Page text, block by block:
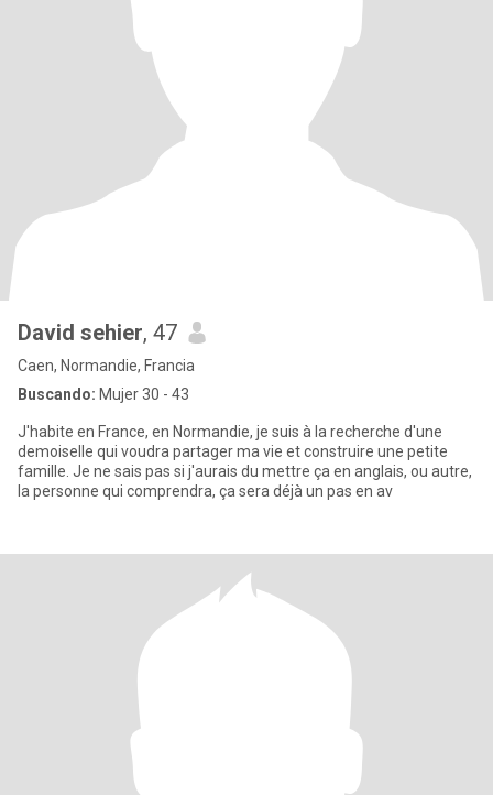
David sehier, 47
Caen, Normandie, Francia
Buscando: Mujer 30 - 43
J'habite en France, en Normandie, je suis à la recherche d'une
demoiselle qui voudra partager ma vie et construire une petite
famille. Je ne sais pas si j'aurais du mettre ça en anglais, ou autre,
la personne qui comprendra, ça sera déjà un pas en av